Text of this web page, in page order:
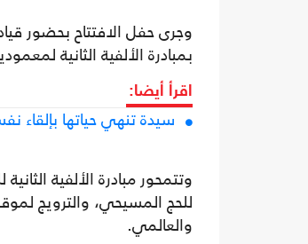
وجرى حفل الافتتاح
بمبادرة الألفية الثانية
اقرأ أيضا:
سيدة تنهي حياتها
وتتمحور مبادرة الألفية
للحج المسيحي، والترويج
والعالمي.